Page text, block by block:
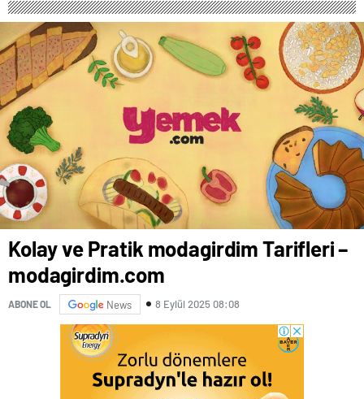
Kolay ve Pratik modagirdim Tarifleri –
modagirdim.com
ABONE OL News 8 Eylül 2025 08:08